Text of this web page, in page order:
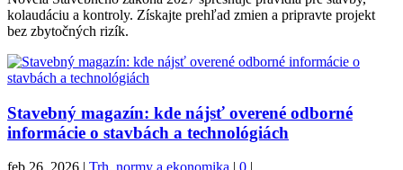
kolaudáciu a kontroly. Získajte prehľad zmien a pripravte projekt
bez zbytočných rizík.
Stavebný magazín: kde nájsť overené odborné
informácie o stavbách a technológiách